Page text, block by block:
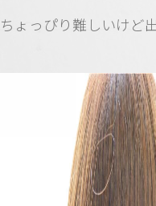
ちょっぴり難しいけど